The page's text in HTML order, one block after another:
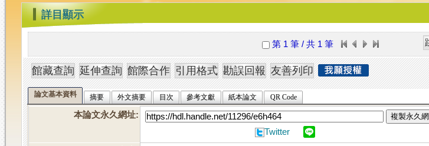
值
系
統
::: 詳目顯示
第 1 筆 / 共 1 筆
論文基本資料 摘要 外文摘要 目次 參考文獻 紙本論文 QR Code
本論文永久網址: 複製永久
Twitter